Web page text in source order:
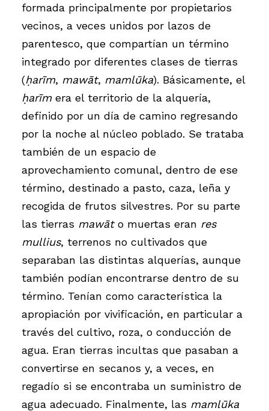
formada principalmente por propietarios
vecinos, a veces unidos por lazos de
parentesco, que compartían un término
integrado por diferentes clases de tierras
(ḥarīm, mawāt, mamlūka). Básicamente, el
ḥarīmera el territorio de la alquería,
definido por un día de camino regresando
por la noche al núcleo poblado. Se trataba
también de un espacio de
aprovechamiento comunal, dentro de ese
término, destinado a pasto, caza, leña y
recogida de frutos silvestres. Por su parte
las tierras mawāto muertas eran res
mullius, terrenos no cultivados que
separaban las distintas alquerías, aunque
también podían encontrarse dentro de su
término. Tenían como característica la
apropiación por vivificación, en particular a
través del cultivo, roza, o conducción de
agua. Eran tierras incultas que pasaban a
convertirse en secanos y, a veces, en
regadío si se encontraba un suministro de
agua adecuado. Finalmente, las mamlūka